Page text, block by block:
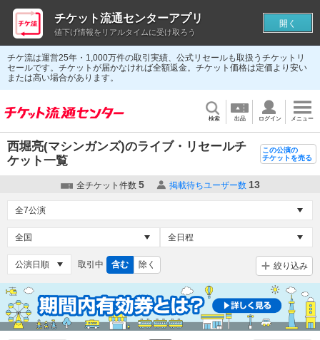
チケ流は運営25年・1,000万件の取引実績、公式リセールも取扱うチケットリ
セールです。チケットが届かなければ全額返金。チケット価格は定価より安い
または高い場合があります。
検索 出品 ログイン メニュー
西堀亮(マシンガンズ)のライブ・リセールチ
ケット一覧
この公演の
チケットを売る
全チケット件数 5 掲載待ちユーザー数 13
取引中 含む 除く 絞り込み
チケット流通センターアプリ
値下げ情報をリアルタイムに受け取ろう
開く